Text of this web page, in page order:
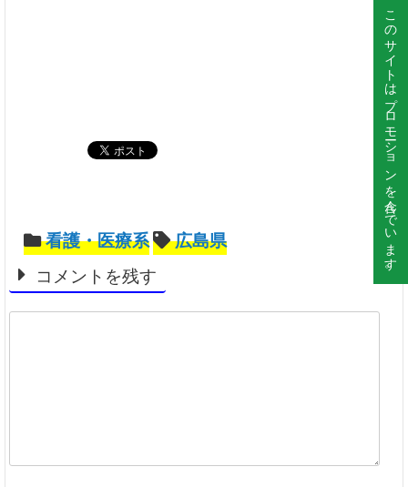
看護・医療系
広島県
コメントを残す
このサイトはプロモーションを含んでいます。